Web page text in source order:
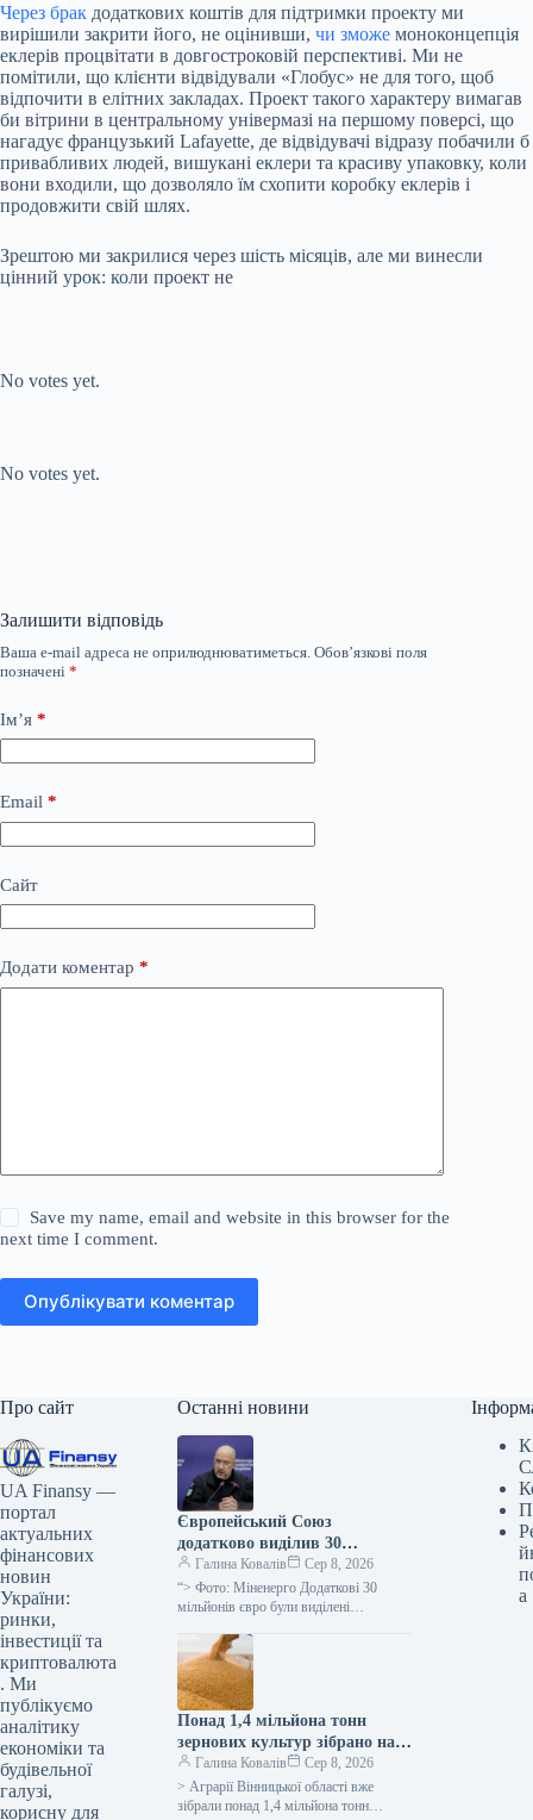
Через брак додаткових коштів для підтримки проекту ми
вирішили закрити його, не оцінивши, чи зможе моноконцепція
еклерів процвітати в довгостроковій перспективі. Ми не
помітили, що клієнти відвідували «Глобус» не для того, щоб
відпочити в елітних закладах. Проект такого характеру вимагав
би вітрини в центральному універмазі на першому поверсі, що
нагадує французький Lafayette, де відвідувачі відразу побачили б
привабливих людей, вишукані еклери та красиву упаковку, коли
вони входили, що дозволяло їм схопити коробку еклерів і
продовжити свій шлях.
Зрештою ми закрилися через шість місяців, але ми винесли
цінний урок: коли проект не
No votes yet.
No votes yet.
Залишити відповідь
Ваша e-mail адреса не оприлюднюватиметься. Обов’язкові поля
позначені *
Ім’я *
Email *
Сайт
Додати коментар *
Save my name, email and website in this browser for the
next time I comment.
Опублікувати коментар
Про сайт
UA Finansy —
портал
актуальних
фінансових
новин
України:
ринки,
інвестиції та
криптовалюта
. Ми
публікуємо
аналітику
економіки та
будівельної
галузі,
корисну для
Останні новини
Європейський Союз
додатково виділив 30
мільйонів євро до Фонду для
підтримки української
енергетики.
Галина Ковалів
Сер 8, 2026
“> Фото: Міненерго Додаткові 30
мільйонів євро були виділені
підтримки енергетики України, що
підвищило загальну суму…
Понад 1,4 мільйона тонн
зернових культур зібрано на
Вінниччині, врожайність
перевершила показники
минулого року – обласна
Галина Ковалів
Сер 8, 2026
> Аграрії Вінницької області вже
зібрали понад 1,4 мільйона тонн
а